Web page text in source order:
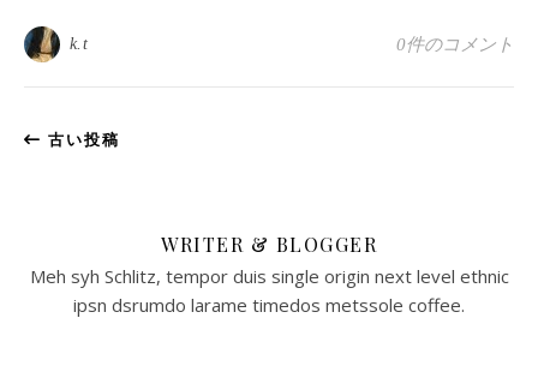
k.t 0件のコメント
古い投稿
WRITER & BLOGGER
Meh syh Schlitz, tempor duis single origin next level ethnic
ipsn dsrumdo larame timedos metssole coffee.